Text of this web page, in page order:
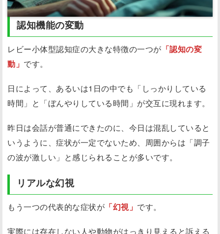
認知機能の変動
レビー小体型認知症の大きな特徴の一つが 「認知の変
動」 です。
日によって、あるいは1日の中でも「しっかりしている
時間」と「ぼんやりしている時間」が交互に現れます。
昨日は会話が普通にできたのに、今日は混乱していると
いうように、症状が一定でないため、周囲からは「調子
の波が激しい」と感じられることが多いです。
リアルな幻視
もう一つの代表的な症状が 「幻視」 です。
実際には存在しない人や動物がはっきり見えると訴える